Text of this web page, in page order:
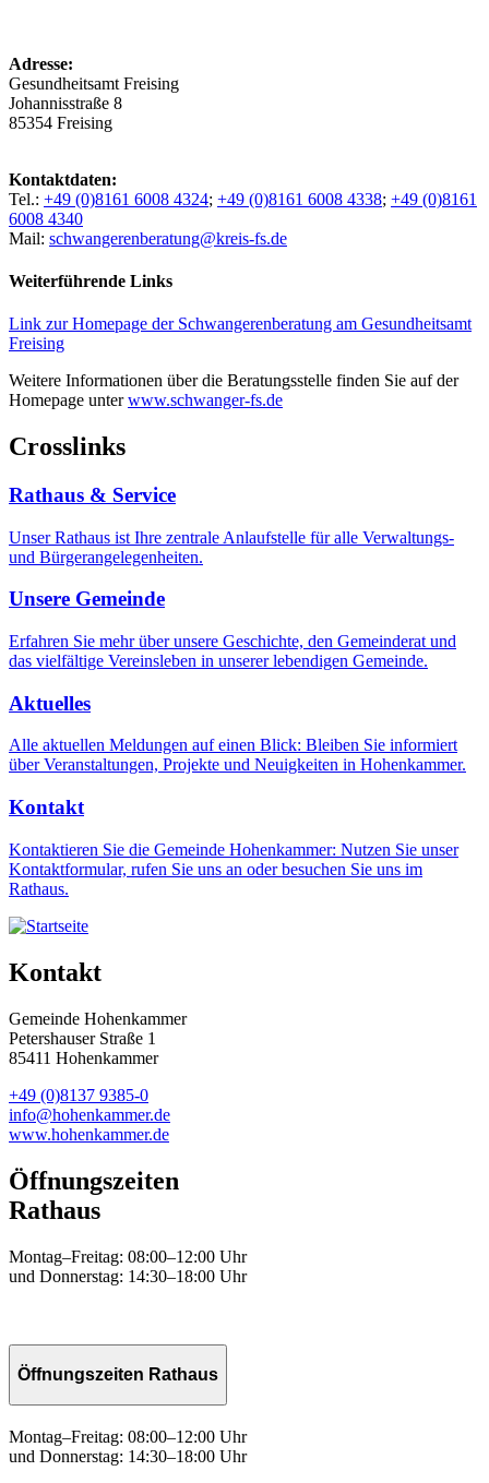
Adresse:
Gesundheitsamt Freising
Johannisstraße 8
85354 Freising
Kontaktdaten:
Tel.: +49 (0)8161 6008 4324; +49 (0)8161 6008 4338; +49 (0)8161
6008 4340
Mail: schwangerenberatung@kreis-fs.de
Weiterführende Links
Link zur Homepage der Schwangerenberatung am Gesundheitsamt
Freising
Weitere Informationen über die Beratungsstelle finden Sie auf der
Homepage unterwww.schwanger-fs.de
Crosslinks
Rathaus & Service
Unser Rathaus ist Ihre zentrale Anlaufstelle für alle Verwaltungs-
und Bürgerangelegenheiten.
Unsere Gemeinde
Erfahren Sie mehr über unsere Geschichte, den Gemeinderat und
das vielfältige Vereinsleben in unserer lebendigen Gemeinde.
Aktuelles
Alle aktuellen Meldungen auf einen Blick: Bleiben Sie informiert
über Veranstaltungen, Projekte und Neuigkeiten in Hohenkammer.
Kontakt
Kontaktieren Sie die Gemeinde Hohenkammer: Nutzen Sie unser
Kontaktformular, rufen Sie uns an oder besuchen Sie uns im
Rathaus.
Kontakt
Gemeinde Hohenkammer
Petershauser Straße 1
85411 Hohenkammer
+49 (0)8137 9385-0
info@hohenkammer.de
www.hohenkammer.de
Öffnungszeiten
Rathaus
Montag–Freitag: 08:00–12:00 Uhr
und Donnerstag: 14:30–18:00 Uhr
Öffnungszeiten Rathaus
Montag–Freitag: 08:00–12:00 Uhr
und Donnerstag: 14:30–18:00 Uhr